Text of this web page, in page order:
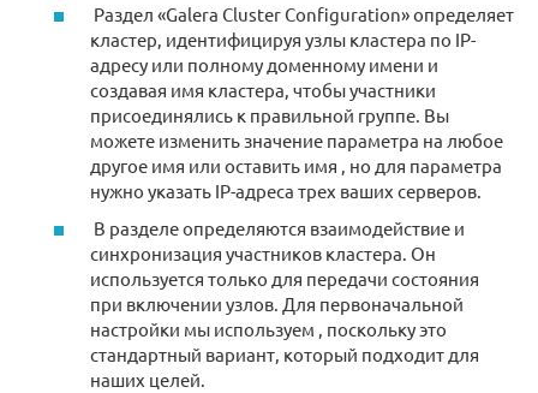
Раздел «Galera Cluster Configuration» определяет
кластер, идентифицируя узлы кластера по IP-
адресу или полному доменному имени и
создавая имя кластера, чтобы участники
присоединялись к правильной группе. Вы
можете изменить значение параметра на любое
другое имя или оставить имя , но для параметра
нужно указать IP-адреса трех ваших серверов.
В разделе определяются взаимодействие и
синхронизация участников кластера. Он
используется только для передачи состояния
при включении узлов. Для первоначальной
настройки мы используем , поскольку это
стандартный вариант, который подходит для
наших целей.